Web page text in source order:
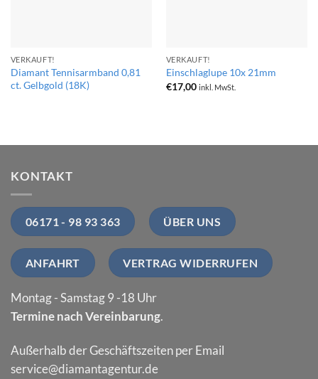
VERKAUFT!
Diamant Tennisarmband 0,81
ct. Gelbgold (18K)
VERKAUFT!
Einschlaglupe 10x 21mm
€17,00 inkl. MwSt.
KONTAKT
06171 - 98 93 363 ÜBER UNS
ANFAHRT VERTRAG WIDERRUFEN
Montag - Samstag 9 -18 Uhr
Termine nach Vereinbarung.
Außerhalb der Geschäftszeiten per Email
service@diamantagentur.de